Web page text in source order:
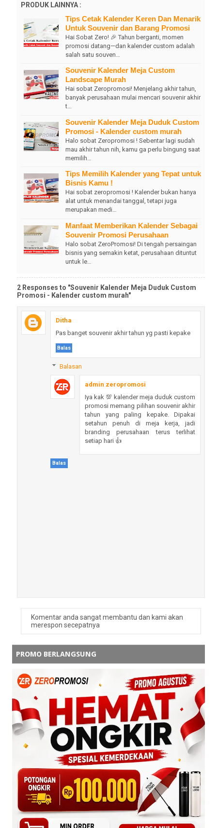
PRODUK LAINNYA :
Tips Cetak Kalender Keren Dan Menarik
Untuk Souvenir dan Barang Promosi
Hai Sobat Zero! 🎉 Tahun berganti, momen
promosi datang—dan kalender custom adalah
salah satu souven…
Souvenir Kalender Meja Custom
Landscape Murah
Hai sobat Zeropromosi! Menjelang akhir tahun,
banyak perusahaan mulai mencari souvenir akhir
t…
Souvenir Kalender Meja Duduk Custom
Promosi - Kalender custom murah
Halo sobat Zeropromosi ! Sebentar lagi sudah
mau akhir tahun nih, kamu ga perlu bingung saat
memilih…
Tips Memilih Kalender yang Tepat untuk
Bisnis Kamu !
Hai sobat zeropromosi ! Kalender bukan hanya
alat untuk menandai tanggal, tetapi juga
merupakan medi…
Manfaat Memberikan Kalender Sebagai
Souvenir Promosi Perusahaan
Halo sobat ZeroPromosi! Di tengah persaingan
bisnis yang semakin ketat, perusahaan dituntut
untuk le…
2 Responses to "Souvenir Kalender Meja Duduk Custom
Promosi - Kalender custom murah"
Ditha
Pas banget souvenir akhir tahun yg pasti kepake
Balas
Balasan
admin zeropromosi
Iya kak 💯 kalender meja duduk custom
promosi memang pilihan souvenir akhir
tahun yang paling kepake. Dipakai
setahun penuh di meja kerja, jadi
branding perusahaan terus terlihat
setiap hari 👍
Balas
Komentar anda sangat membantu dan kami akan
merespon secepatnya
PROMO BERLANGSUNG